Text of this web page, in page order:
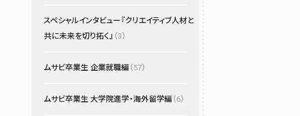
スペシャルインタビュー『クリエイティブ人材と
共に未来を切り拓く』 （3）
ムサビ卒業生 企業就職編 （57）
ムサビ卒業生 大学院進学・海外留学編 （6）